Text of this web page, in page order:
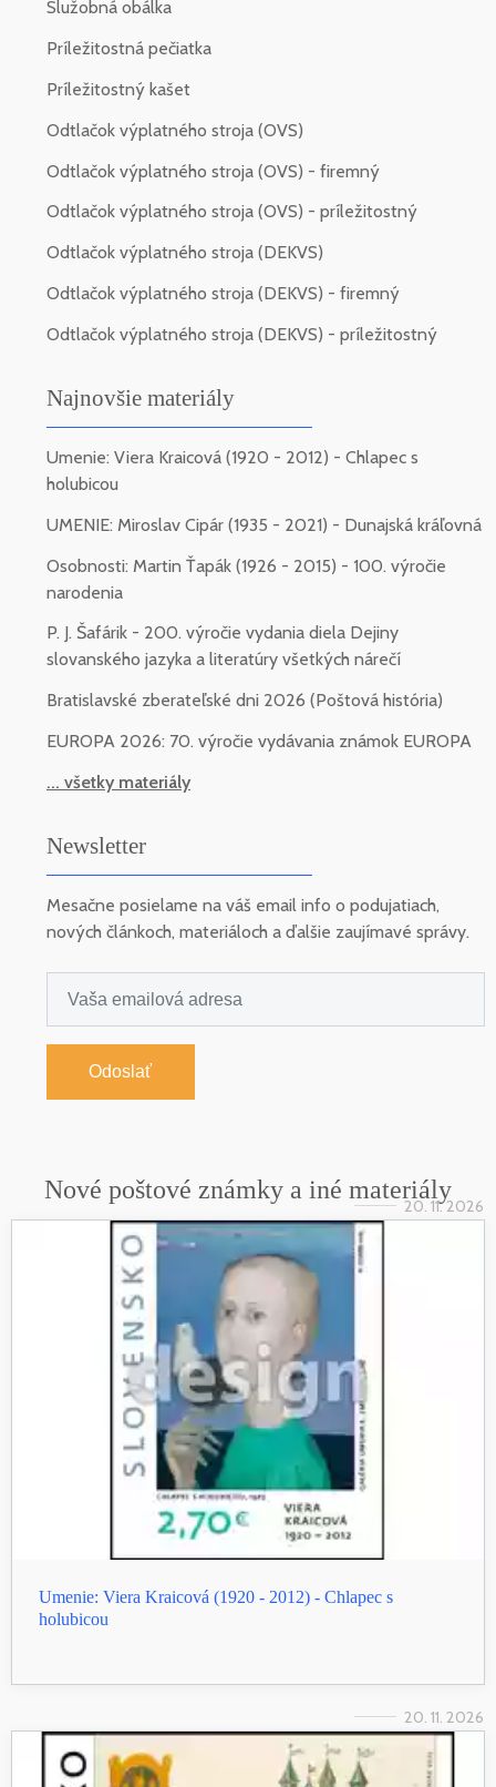
Služobná obálka
Príležitostná pečiatka
Príležitostný kašet
Odtlačok výplatného stroja (OVS)
Odtlačok výplatného stroja (OVS) - firemný
Odtlačok výplatného stroja (OVS) - príležitostný
Odtlačok výplatného stroja (DEKVS)
Odtlačok výplatného stroja (DEKVS) - firemný
Odtlačok výplatného stroja (DEKVS) - príležitostný
Najnovšie materiály
Umenie: Viera Kraicová (1920 - 2012) - Chlapec s
holubicou
UMENIE: Miroslav Cipár (1935 - 2021) - Dunajská kráľovná
Osobnosti: Martin Ťapák (1926 - 2015) - 100. výročie
narodenia
P. J. Šafárik - 200. výročie vydania diela Dejiny
slovanského jazyka a literatúry všetkých nárečí
Bratislavské zberateľské dni 2026 (Poštová história)
EUROPA 2026: 70. výročie vydávania známok EUROPA
... všetky materiály
Newsletter
Mesačne posielame na váš email info o podujatiach,
nových článkoch, materiáloch a ďalšie zaujímavé správy.
Odoslať
Nové poštové známky a iné materiály
20. 11. 2026
Umenie: Viera Kraicová (1920 - 2012) - Chlapec s
holubicou
20. 11. 2026